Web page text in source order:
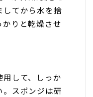
してから水を捨
りと乾燥させ
して、しっか
。スポンジは研